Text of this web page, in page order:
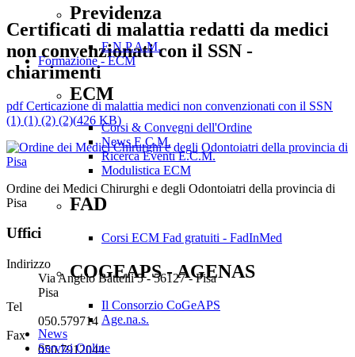
Previdenza
E.N.P.A.M.
Formazione - ECM
ECM
Corsi & Convegni dell'Ordine
News E.C.M.
Ricerca Eventi E.C.M.
Modulistica ECM
FAD
Corsi ECM Fad gratuiti - FadInMed
COGEAPS - AGENAS
Il Consorzio CoGeAPS
Age.na.s.
News
Servizi Online
Certificati di malattia redatti da medici
non convenzionati con il SSN -
chiarimenti
pdfCerticazione di malattia medici non convenzionati con il SSN
(1) (1) (2) (2)(426 KB)
Ordine dei Medici Chirurghi e degli Odontoiatri della provincia di
Pisa
Uffici
Indirizzo
Via Angelo Battelli 5 - 56127 - Pisa
Pisa
Tel
050.579714
Fax
050.7912044